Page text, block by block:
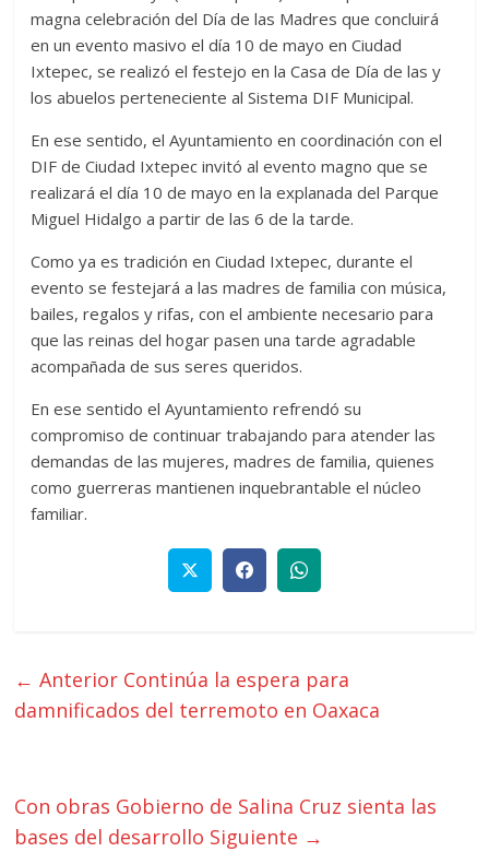
magna celebración del Día de las Madres que concluirá
en un evento masivo el día 10 de mayo en Ciudad
Ixtepec, se realizó el festejo en la Casa de Día de las y
los abuelos perteneciente al Sistema DIF Municipal.
En ese sentido, el Ayuntamiento en coordinación con el
DIF de Ciudad Ixtepec invitó al evento magno que se
realizará el día 10 de mayo en la explanada del Parque
Miguel Hidalgo a partir de las 6 de la tarde.
Como ya es tradición en Ciudad Ixtepec, durante el
evento se festejará a las madres de familia con música,
bailes, regalos y rifas, con el ambiente necesario para
que las reinas del hogar pasen una tarde agradable
acompañada de sus seres queridos.
En ese sentido el Ayuntamiento refrendó su
compromiso de continuar trabajando para atender las
demandas de las mujeres, madres de familia, quienes
como guerreras mantienen inquebrantable el núcleo
familiar.
← Anterior Continúa la espera para
damnificados del terremoto en Oaxaca
Con obras Gobierno de Salina Cruz sienta las
bases del desarrollo Siguiente →